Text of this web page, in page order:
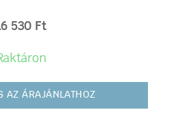
530 Ft
AZ ÁRAJÁNLATHOZ